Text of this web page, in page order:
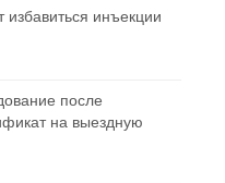
инъекции
после
на выездную